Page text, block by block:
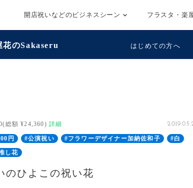
開店祝いなどのビジネスシーン フラスタ・楽
花のSakaseru はじめての方へ
総額 ¥24,360) 詳細
円 #公演祝い #フラワーデザイナー加納佐和子
#白
し花
のひよこの祝い花